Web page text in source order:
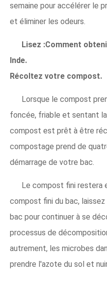
semaine pour accélérer le
et éliminer les odeurs.
Lisez :Comment
Inde.
Récoltez votre compost.
Lorsque le compost
foncée, friable et sentant
compost est prêt à être
compostage prend de
démarrage de votre bac.
Le compost fini restera
compost fini du bac,
bac pour continuer à se
processus de
autrement, les microbes
prendre l'azote du sol et